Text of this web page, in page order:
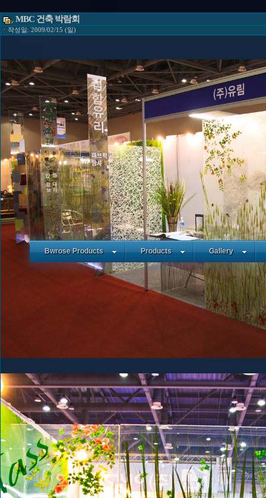
Bwrose Products Products Gallery
MBC 건축 박람회
ㆍ작성일: 2009/02/15 (일)